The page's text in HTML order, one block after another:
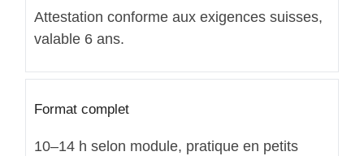
Attestation conforme aux exigences suisses,
valable 6 ans.
Format complet
10–14 h selon module, pratique en petits